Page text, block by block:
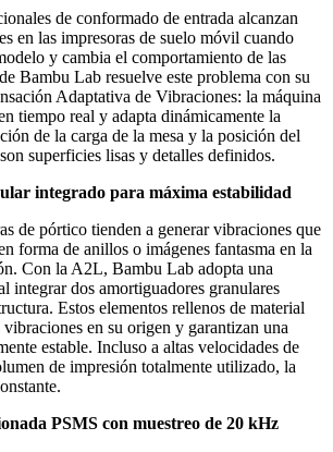
de conformado de entrada alcanzan
en las impresoras de suelo móvil cuando
y cambia el comportamiento de las
Bambu Lab resuelve este problema con su
Adaptativa de Vibraciones: la máquina
tiempo real y adapta dinámicamente la
de la carga de la mesa y la posición del
superficies lisas y detalles definidos.
integrado para máxima estabilidad
de pórtico tienden a generar vibraciones que
forma de anillos o imágenes fantasma en la
Con la A2L, Bambu Lab adopta una
integrar dos amortiguadores granulares
Estos elementos rellenos de material
en su origen y garantizan una
estable. Incluso a altas velocidades de
de impresión totalmente utilizado, la
PSMS con muestreo de 20 kHz